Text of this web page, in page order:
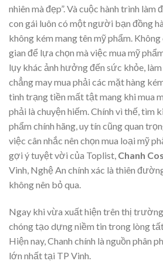
nhiên mà đẹp”. Và cuộc hành trình làm
con gái luôn có một người bạn đồng
không kém mang tên mỹ phẩm.
gian để lựa chọn mà việc mua mỹ
lụy khác ảnh hưởng đến sức khỏe, làm
chẳng may mua phải các mặt hàng
tình trạng tiền mất tật mang khi mua
phải là chuyện hiếm. Chính vì thế, tìm
phẩm chính hãng, uy tín cũng quan
việc cân nhắc nên chọn mua loại mỹ
gợi ý tuyệt vời của Toplist, Chanh
Vinh, Nghệ An chính xác là thiên
không nên bỏ qua.
Ngay khi vừa xuất hiện trên thị
chóng tạo dựng niềm tin trong lòng
Hiện nay, Chanh chính là nguồn phân
lớn nhất tại TP Vinh.